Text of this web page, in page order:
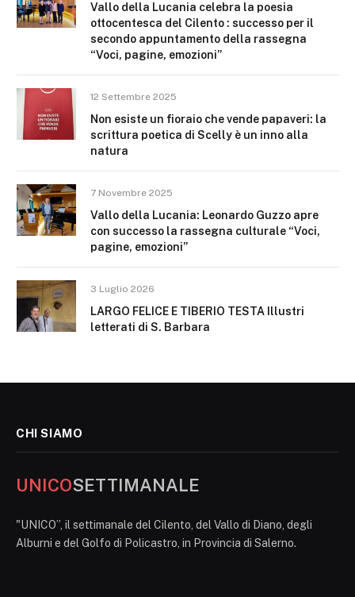
Vallo della Lucania celebra la poesia
ottocentesca del Cilento : successo per il
secondo appuntamento della rassegna
“Voci, pagine, emozioni”
12 Settembre 2025
Non esiste un fioraio che vende papaveri: la
scrittura poetica di Scelly è un inno alla
natura
7 Novembre 2025
Vallo della Lucania: Leonardo Guzzo apre
con successo la rassegna culturale “Voci,
pagine, emozioni”
3 Luglio 2026
LARGO FELICE E TIBERIO TESTA Illustri
letterati di S. Barbara
CHI SIAMO
UNICOSETTIMANALE
"UNICO”, il settimanale del Cilento, del Vallo di Diano, degli
Alburni e del Golfo di Policastro, in Provincia di Salerno.